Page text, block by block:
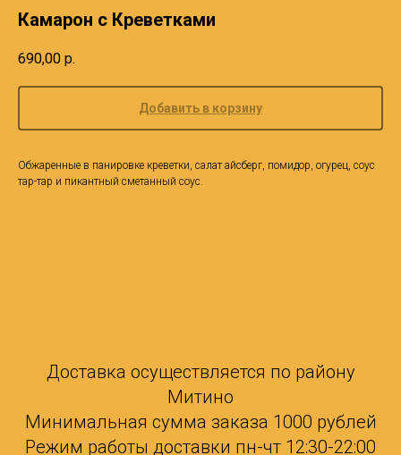
Камарон с Креветками
690,00 р.
Добавить в корзину
Обжаренные в панировке креветки, салат айсберг, помидор, огурец, соус
тар-тар и пикантный сметанный соус.
Доставка осуществляется по району
Митино
Минимальная сумма заказа 1000 рублей
Режим работы доставки пн-чт 12:30-22:00